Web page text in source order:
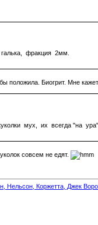
фракция 2мм.
положила. Биогрит. Мне
мух, их всегда "на ура".
совсем не едят.
Нельсон, Коржетта, Джек